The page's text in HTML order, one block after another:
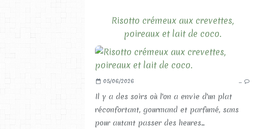
Risotto crémeux aux crevettes,
poireaux et lait de coco.
05/06/2026 …
Il y a des soirs où l'on a envie d'un plat
réconfortant, gourmand et parfumé, sans
pour autant passer des heures...